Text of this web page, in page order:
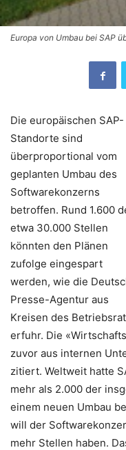
Europa von Umbau bei SAP
Die europäischen SAP-
Standorte sind
überproportional vom
geplanten Umbau des
Softwarekonzerns
betroffen. Rund 1.600
etwa 30.000 Stellen
könnten den Plänen
zufolge eingespart
werden, wie die
Presse-Agentur aus
Kreisen des
erfuhr. Die
zuvor aus internen
zitiert. Weltweit hatte
mehr als 2.000 der
einem neuen Umbau
will der
mehr Stellen haben.